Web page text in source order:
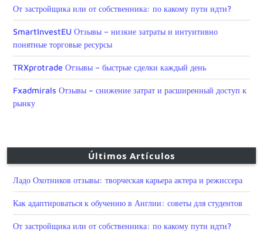
От застройщика или от собственника: по какому пути идти?
SmartInvestEU Отзывы – низкие затраты и интуитивно
понятные торговые ресурсы
TRXprotrade Отзывы – быстрые сделки каждый день
Fxadmirals Отзывы – снижение затрат и расширенный доступ к
рынку
Últimos Artículos
Ладо Охотников отзывы: творческая карьера актера и режиссера
Как адаптироваться к обучению в Англии: советы для студентов
От застройщика или от собственника: по какому пути идти?